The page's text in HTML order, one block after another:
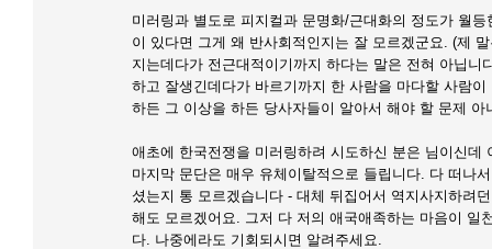
미러링과 별도로 피지컬과 문명화/근대화의 정도가 월
이 있다면 그게 왜 반사회적인지는 잘 모르겠군요. (제
지는데다가 전근대적이기까지 하다는 말은 전혀 아닙니
하고 잘생긴데다가 바르기까지 한 사람을 마다할 사람
하든 그 이상을 하든 당사자들이 알아서 해야 할 문제 아
애초에 한국전쟁을 미러링하려 시도하신 분은 님이신데
마지막 문단은 매우 유체이탈적으로 들립니다. 다 떠나
셨는지 통 모르겠습니다 - 대체 뒤집어서 역지사지하려
해도 모르겠어요. 그저 다 저의 애국애족하는 마음이 일
다. 나중에라도 기회되시면 알려주세요.